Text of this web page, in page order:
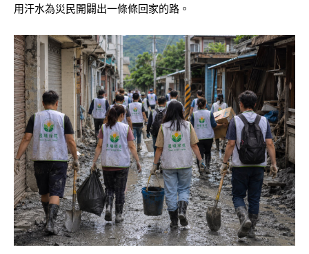
用汗水為災民開闢出一條條回家的路。